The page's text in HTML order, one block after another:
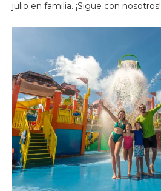
julio en familia. ¡Sigue con nosotros!